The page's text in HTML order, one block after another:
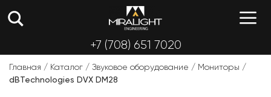
+7 (708) 651 7020
Главная / Каталог / Звуковое оборудование / Мониторы /
dBTechnologies DVX DM28